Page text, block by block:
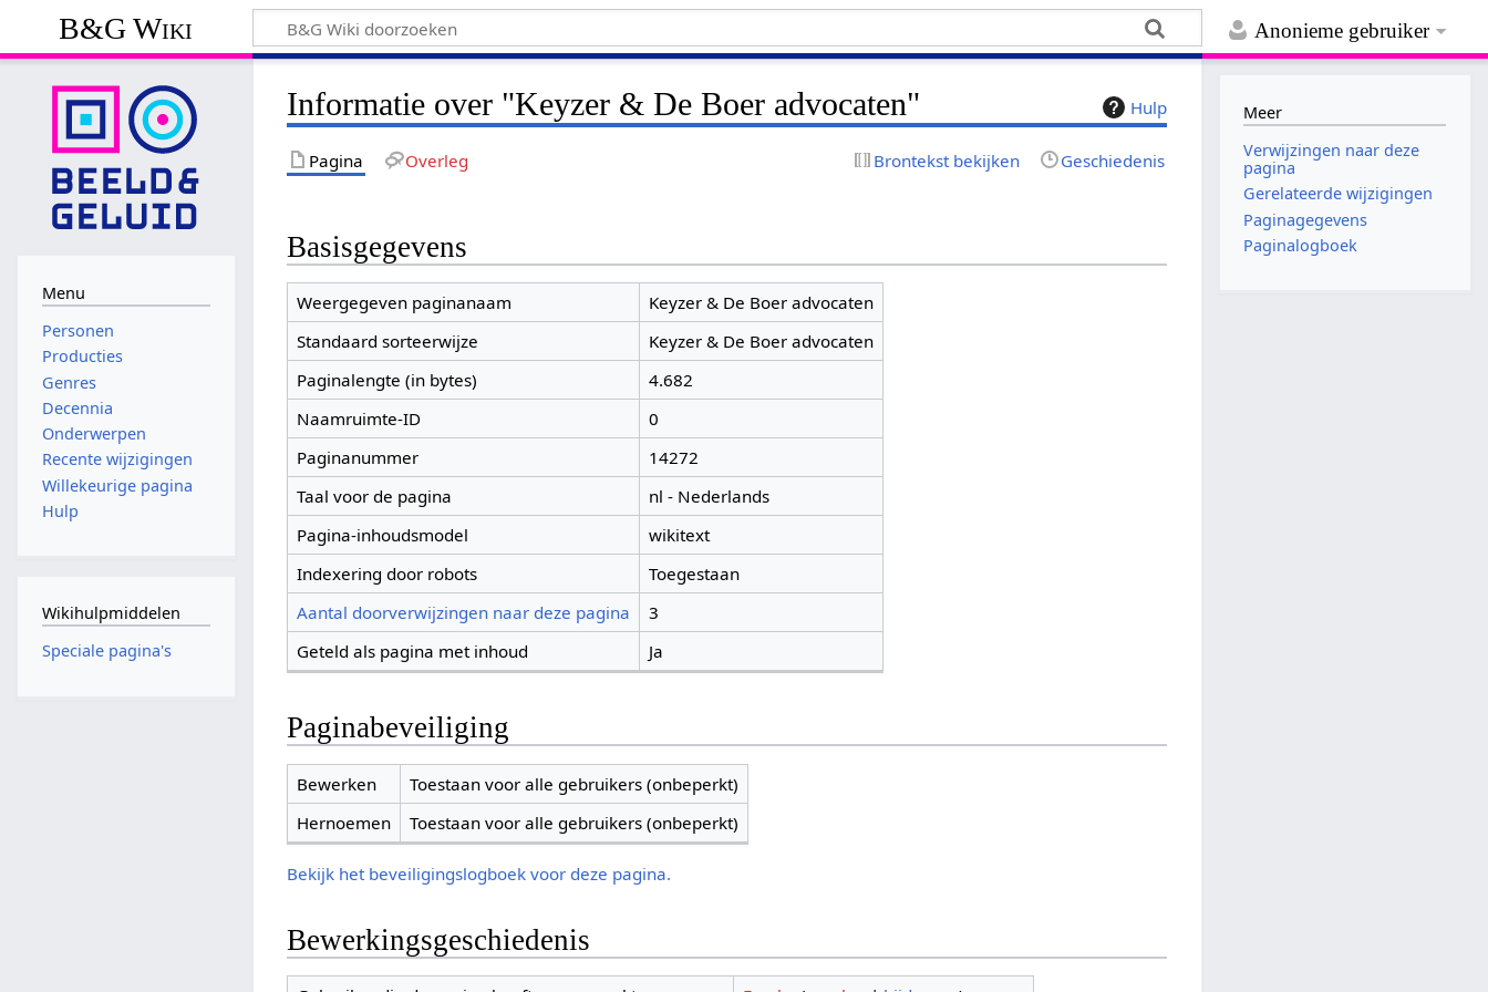
Anonieme gebruiker
B&G Wiki
Hulp
Informatie over "Keyzer & De Boer advocaten"
Pagina Overleg Brontekst bekijken Geschiedenis
Basisgegevens
Weergegeven paginanaam
Keyzer & De Boer advocaten
Standaard sorteerwijze
Keyzer & De Boer advocaten
Paginalengte (in bytes)
4.682
Naamruimte-ID
0
Paginanummer
14272
Taal voor de pagina
nl - Nederlands
Pagina-inhoudsmodel
wikitext
Indexering door robots
Toegestaan
Aantal doorverwijzingen naar deze pagina
3
Geteld als pagina met inhoud
Ja
Paginabeveiliging
Bewerken
Toestaan voor alle gebruikers (onbeperkt)
Hernoemen
Toestaan voor alle gebruikers (onbeperkt)
Bekijk het beveiligingslogboek voor deze pagina.
Bewerkingsgeschiedenis
Menu
Personen
Producties
Genres
Decennia
Onderwerpen
Recente wijzigingen
Willekeurige pagina
Hulp
Wikihulpmiddelen
Speciale pagina's
Meer
Verwijzingen naar deze
pagina
Gerelateerde wijzigingen
Paginagegevens
Paginalogboek